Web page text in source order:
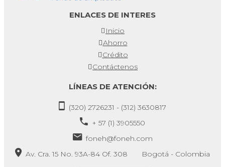
ENLACES DE INTERES
Inicio
Ahorro
Crédito
Contáctenos
LÍNEAS DE ATENCIÓN:
(320) 2726231 - (312) 3630817
+ 57 (1) 3905550
foneh@foneh.com
Av. Cra. 15 No. 93A-84 Of. 308 Bogotá - Colombia